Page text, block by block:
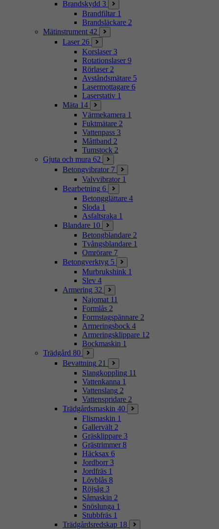
Brandskydd 3
Brandfiltar 1
Brandsläckare 2
Mätinstrument 42
Laser 26
Korslaser 3
Rotationslaser 9
Rörlaser 2
Avståndsmätare 5
Lasermottagare 6
Laserstativ 1
Mäta 14
Värmekamera 1
Fuktmätare 2
Vattenpass 3
Måttband 2
Tumstock 2
Gjuta och mura 62
Betongvibrator 7
Valvvibrator 1
Bearbetning 6
Betongglättare 4
Sloda 1
Asfaltsraka 1
Blandare 10
Betongblandare 2
Tvångsblandare 1
Omrörare 7
Betongverktyg 5
Murbrukshink 1
Slev 4
Armering 32
Najomat 11
Formlås 2
Formstagspännare 2
Armeringsbock 4
Armeringsklippare 12
Bockmaskin 1
Trädgård 80
Bevattning 21
Slangkoppling 11
Vattenkanna 1
Vattenslang 2
Vattenspridare 2
Trädgårdsmaskin 40
Flismaskin 1
Gallervält 2
Gräsklippare 3
Grästrimmer 8
Häcksax 6
Jordborr 3
Jordfräs 1
Lövblås 8
Röjsåg 3
Såmaskin 2
Snöslunga 1
Stubbfräs 1
Trädgårdsredskap 18